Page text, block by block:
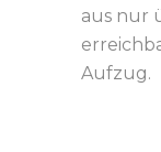
aus nur
Aufzug.